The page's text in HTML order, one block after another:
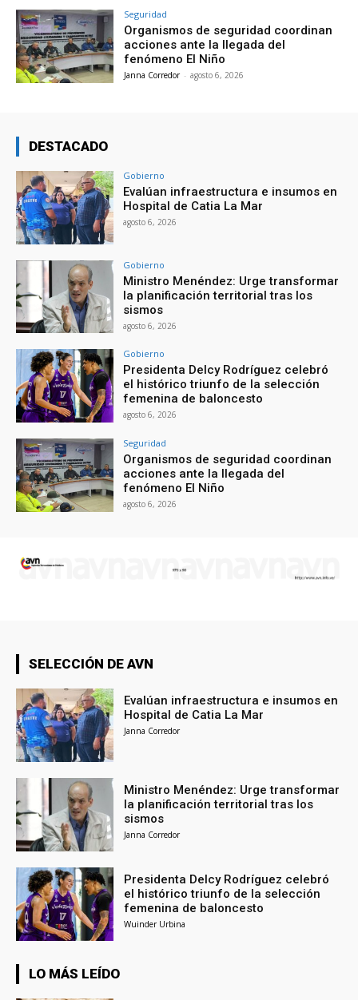
Seguridad
Organismos de seguridad coordinan
acciones ante la llegada del
fenómeno El Niño
Janna Corredor - agosto 6, 2026
DESTACADO
Gobierno
Evalúan infraestructura e insumos en
Hospital de Catia La Mar
agosto 6, 2026
Gobierno
Ministro Menéndez: Urge transformar
la planificación territorial tras los
sismos
agosto 6, 2026
Gobierno
Presidenta Delcy Rodríguez celebró
el histórico triunfo de la selección
femenina de baloncesto
agosto 6, 2026
Seguridad
Organismos de seguridad coordinan
acciones ante la llegada del
fenómeno El Niño
agosto 6, 2026
SELECCIÓN DE AVN
Evalúan infraestructura e insumos en
Hospital de Catia La Mar
Janna Corredor
Ministro Menéndez: Urge transformar
la planificación territorial tras los
sismos
Janna Corredor
Presidenta Delcy Rodríguez celebró
el histórico triunfo de la selección
femenina de baloncesto
Wuinder Urbina
LO MÁS LEÍDO